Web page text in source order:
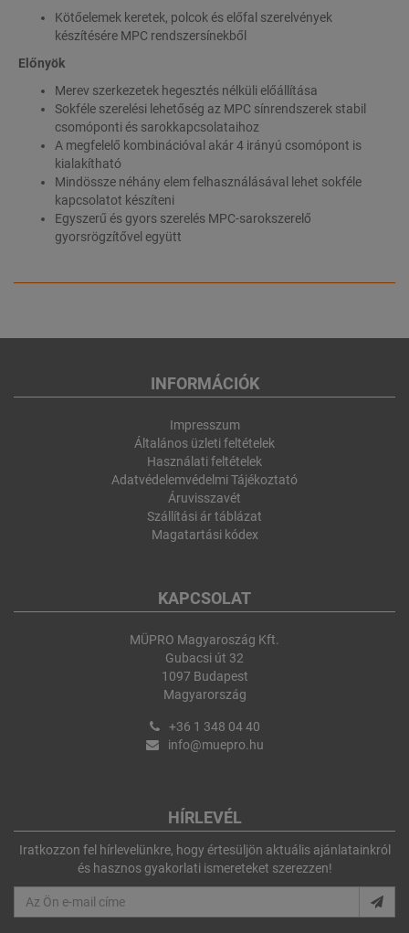
Kötőelemek keretek, polcok és előfal szerelvények
készítésére MPC rendszersínekből
Előnyök
Merev szerkezetek hegesztés nélküli előállítása
Sokféle szerelési lehetőség az MPC sínrendszerek stabil
csomóponti és sarokkapcsolataihoz
A megfelelő kombinációval akár 4 irányú csomópont is
kialakítható
Mindössze néhány elem felhasználásával lehet sokféle
kapcsolatot készíteni
Egyszerű és gyors szerelés MPC-sarokszerelő
gyorsrögzítővel együtt
INFORMÁCIÓK
Impresszum
Általános üzleti feltételek
Használati feltételek
Adatvédelemvédelmi Tájékoztató
Áruvisszavét
Szállítási ár táblázat
Magatartási kódex
KAPCSOLAT
MÜPRO Magyaroszág Kft.
Gubacsi út 32
1097 Budapest
Magyarország
+36 1 348 04 40
info@muepro.hu
HÍRLEVÉL
Iratkozzon fel hírlevelünkre, hogy értesüljön aktuális ajánlatainkról
és hasznos gyakorlati ismereteket szerezzen!